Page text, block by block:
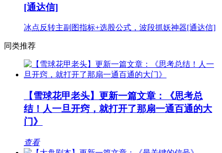
[通达信]
冰点反转主副图指标+选股公式，波段抓妖神器[通达信]
同类推荐
【雪球花甲老头】更新一篇文章：《思考总
结！人一旦开窍，就打开了那扇一通百通的大
门》
查看